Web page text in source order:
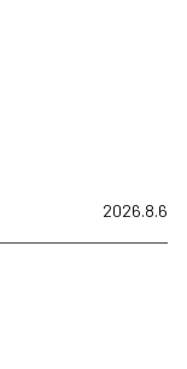
2026.8.6